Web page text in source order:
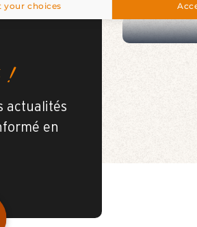
!
actualités
en
your choices